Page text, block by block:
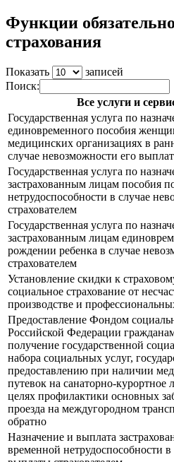
Функции
страхования
Показать
записей
Поиск:
Все услуги и
Государственная услуга по
единовременного пособия
медицинских организациях в
случае невозможности его
Государственная услуга по
застрахованным лицам пособия
нетрудоспособности в случае
страхователем
Государственная услуга по
застрахованным лицам
рождении ребенка в случае
страхователем
Установление скидки к
социальное страхование от
производстве и
Предоставление Фондом
Российской Федерации
получение государственной
набора социальных услуг,
предоставлению при наличии
путевок на санаторно-курортное
целях профилактики основных
проезда на междугородном
обратно
Назначение и выплата
временной нетрудоспособности